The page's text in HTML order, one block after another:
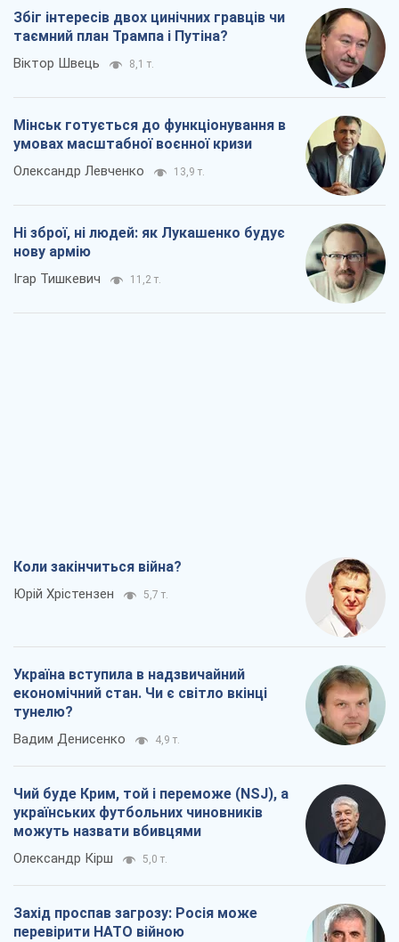
Збіг інтересів двох цинічних гравців чи
таємний план Трампа і Путіна?
Віктор Швець 8,1 т.
Мінськ готується до функціонування в
умовах масштабної воєнної кризи
Олександр Левченко 13,9 т.
Ні зброї, ні людей: як Лукашенко будує
нову армію
Ігар Тишкевич 11,2 т.
Коли закінчиться війна?
Юрій Хрістензен 5,7 т.
Україна вступила в надзвичайний
економічний стан. Чи є світло вкінці
тунелю?
Вадим Денисенко 4,9 т.
Чий буде Крим, той і переможе (NSJ), а
українських футбольних чиновників
можуть назвати вбивцями
Олександр Кірш 5,0 т.
Захід проспав загрозу: Росія може
перевірити НАТО війною